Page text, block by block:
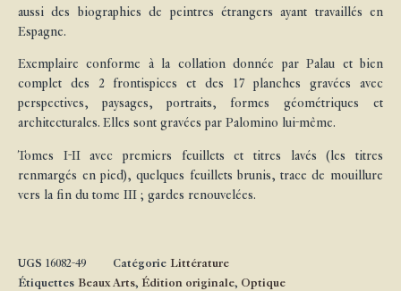
aussi des biographies de peintres étrangers ayant travaillés en
Espagne.
Exemplaire conforme à la collation donnée par Palau et bien
complet des 2 frontispices et des 17 planches gravées avec
perspectives, paysages, portraits, formes géométriques et
architecturales. Elles sont gravées par Palomino lui-même.
Tomes I-II avec premiers feuillets et titres lavés (les titres
renmargés en pied), quelques feuillets brunis, trace de mouillure
vers la fin du tome III ; gardes renouvelées.
UGS 16082-49 Catégorie Littérature
Étiquettes Beaux Arts, Édition originale, Optique